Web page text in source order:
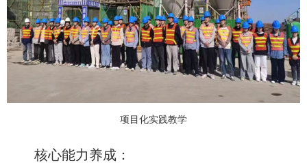
项目化实践教学
核心能力养成：​